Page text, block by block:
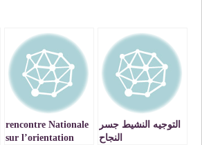
التوجيه النشيط جسر
النجاح
rencontre Nationale
sur l’orientation